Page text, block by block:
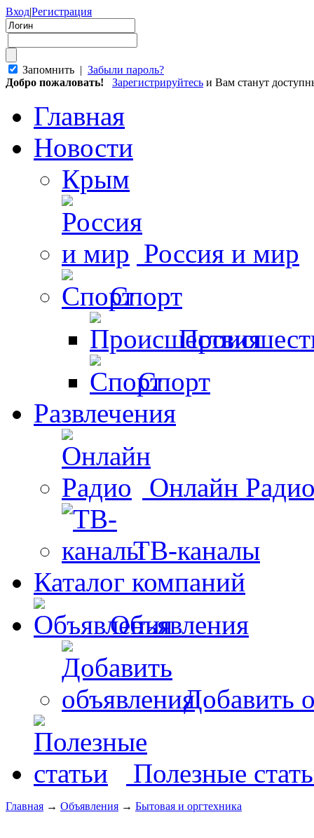
Вход|Регистрация
Запомнить | Забыли пароль?
Добро пожаловать!
Зарегистрируйтесь и Вам станут
Главная
Новости
Крым
Россия и мир
Спорт
Спорт
Развлечения
Онлайн
ТВ-каналы
Каталог компаний
Объявления
Добавить
Полезные
Главная → Объявления → Бытовая и оргтехника